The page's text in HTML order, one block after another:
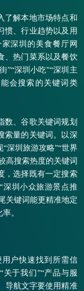
了解本地市场特点和
惯、行业趋势以及用
深圳的美食餐厅网
、热门菜系以及餐饮
”“深圳小吃”“深圳主
会搜索的关键词类
数、谷歌关键词规划
索量的关键词。以深
深圳旅游攻略”“世界
高搜索热度的关键词
，选择既有一定搜索
深圳小众旅游景点推
关键词能更精准地定
。
户快速找到所需信
于我们”“产品与服
导航文字要使用精准